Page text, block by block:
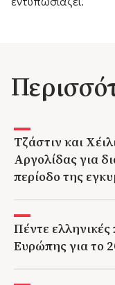
Τζάστιν και
Αργολίδας για
περίοδο της
Πέντε ελληνικές
Ευρώπης για το